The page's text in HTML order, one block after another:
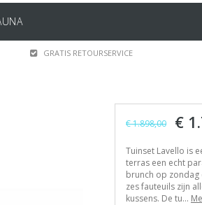
GRATIS RETOURSERVICE
€ 1.898,00 €
Tuinset Lavello is
terras een echt
brunch op zondag
zes fauteuils zijn
kussens. De tu...